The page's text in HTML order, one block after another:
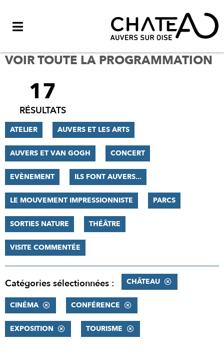
VOIR TOUTE LA PROGRAMMATION
FILTRER
RÉSULTATS
17
RÉSULTATS
ATELIER AUVERS ET LES ARTS
AUVERS ET VAN GOGH CONCERT
EVÈNEMENT ILS FONT AUVERS...
LE MOUVEMENT IMPRESSIONNISTE PARCS
SORTIES NATURE THÉÂTRE
VISITE COMMENTÉE
Catégories sélectionnées : CHÂTEAU
CINÉMA CONFÉRENCE
EXPOSITION TOURISME